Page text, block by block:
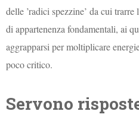
delle ’radici spezzine’ da cui
di appartenenza fondamentali, ai
aggrapparsi per moltiplicare
poco critico.
Servono